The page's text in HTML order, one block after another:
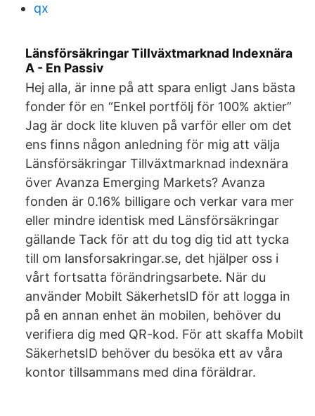
qx
Länsförsäkringar Tillväxtmarknad Indexnära
A - En Passiv
Hej alla, är inne på att spara enligt Jans bästa
fonder för en “Enkel portfölj för 100% aktier”
Jag är dock lite kluven på varför eller om det
ens finns någon anledning för mig att välja
Länsförsäkringar Tillväxtmarknad indexnära
över Avanza Emerging Markets? Avanza
fonden är 0.16% billigare och verkar vara mer
eller mindre identisk med Länsförsäkringar
gällande Tack för att du tog dig tid att tycka
till om lansforsakringar.se, det hjälper oss i
vårt fortsatta förändringsarbete. När du
använder Mobilt SäkerhetsID för att logga in
på en annan enhet än mobilen, behöver du
verifiera dig med QR-kod. För att skaffa Mobilt
SäkerhetsID behöver du besöka ett av våra
kontor tillsammans med dina föräldrar.